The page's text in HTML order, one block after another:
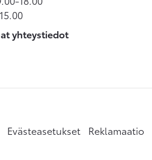
yhteystiedot
Evästeasetukset Reklamaatio